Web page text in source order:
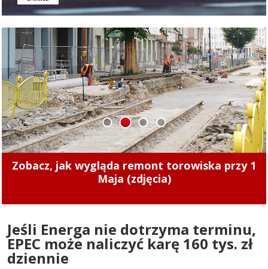
Zmiany cen ciepła w Elblągu. Nowe stawki
zaczęły obowiązywać od 1 sierpnia 2026 r.
1 2 3 4
Jeśli Energa nie dotrzyma terminu,
EPEC może naliczyć karę 160 tys. zł
dziennie